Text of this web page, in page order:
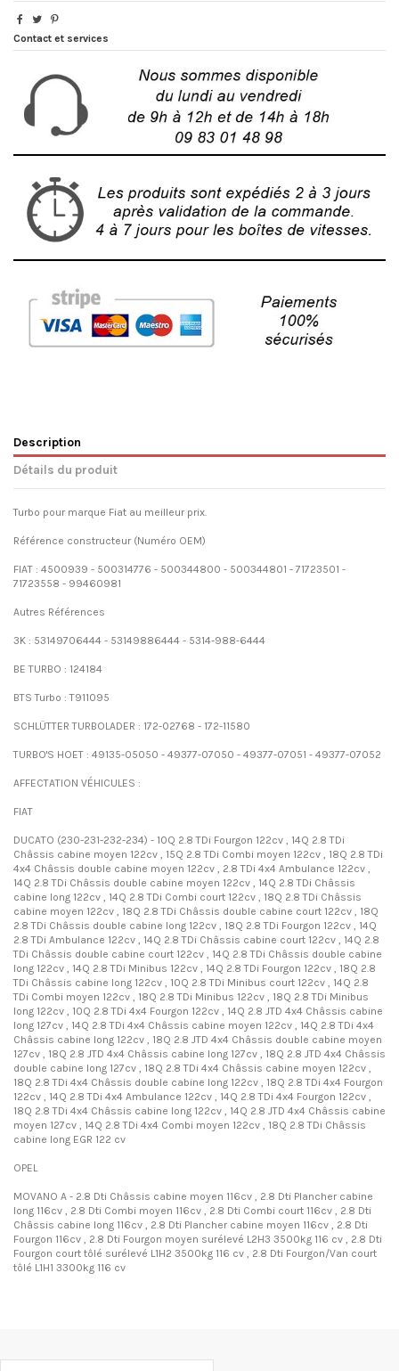
Contact et services
Description
Détails du produit
Turbo pour marque Fiat au meilleur prix.
Référence constructeur (Numéro OEM)
FIAT : 4500939 - 500314776 - 500344800 - 500344801 - 71723501 -
71723558 - 99460981
Autres Références
3K : 53149706444 - 53149886444 - 5314-988-6444
BE TURBO : 124184
BTS Turbo : T911095
SCHLÜTTER TURBOLADER : 172-02768 - 172-11580
TURBO'S HOET : 49135-05050 - 49377-07050 - 49377-07051 - 49377-07052
AFFECTATION VÉHICULES :
FIAT
DUCATO (230-231-232-234) - 10Q 2.8 TDi Fourgon 122cv , 14Q 2.8 TDi
Châssis cabine moyen 122cv , 15Q 2.8 TDi Combi moyen 122cv , 18Q 2.8 TDi
4x4 Châssis double cabine moyen 122cv , 2.8 TDi 4x4 Ambulance 122cv ,
14Q 2.8 TDi Châssis double cabine moyen 122cv , 14Q 2.8 TDi Châssis
cabine long 122cv , 14Q 2.8 TDi Combi court 122cv , 18Q 2.8 TDi Châssis
cabine moyen 122cv , 18Q 2.8 TDi Châssis double cabine court 122cv , 18Q
2.8 TDi Châssis double cabine long 122cv , 18Q 2.8 TDi Fourgon 122cv , 14Q
2.8 TDi Ambulance 122cv , 14Q 2.8 TDi Châssis cabine court 122cv , 14Q 2.8
TDi Châssis double cabine court 122cv , 14Q 2.8 TDi Châssis double cabine
long 122cv , 14Q 2.8 TDi Minibus 122cv , 14Q 2.8 TDi Fourgon 122cv , 18Q 2.8
TDi Châssis cabine long 122cv , 10Q 2.8 TDi Minibus court 122cv , 14Q 2.8
TDi Combi moyen 122cv , 18Q 2.8 TDi Minibus 122cv , 18Q 2.8 TDi Minibus
long 122cv , 10Q 2.8 TDi 4x4 Fourgon 122cv , 14Q 2.8 JTD 4x4 Châssis cabine
long 127cv , 14Q 2.8 TDi 4x4 Châssis cabine moyen 122cv , 14Q 2.8 TDi 4x4
Châssis cabine long 122cv , 18Q 2.8 JTD 4x4 Châssis double cabine moyen
127cv , 18Q 2.8 JTD 4x4 Châssis cabine long 127cv , 18Q 2.8 JTD 4x4 Châssis
double cabine long 127cv , 18Q 2.8 TDi 4x4 Châssis cabine moyen 122cv ,
18Q 2.8 TDi 4x4 Châssis double cabine long 122cv , 18Q 2.8 TDi 4x4 Fourgon
122cv , 14Q 2.8 TDi 4x4 Ambulance 122cv , 14Q 2.8 TDi 4x4 Fourgon 122cv ,
18Q 2.8 TDi 4x4 Châssis cabine long 122cv , 14Q 2.8 JTD 4x4 Châssis cabine
moyen 127cv , 14Q 2.8 TDi 4x4 Combi moyen 122cv , 18Q 2.8 TDi Châssis
cabine long EGR 122 cv
OPEL
MOVANO A - 2.8 Dti Châssis cabine moyen 116cv , 2.8 Dti Plancher cabine
long 116cv , 2.8 Dti Combi moyen 116cv , 2.8 Dti Combi court 116cv , 2.8 Dti
Châssis cabine long 116cv , 2.8 Dti Plancher cabine moyen 116cv , 2.8 Dti
Fourgon 116cv , 2.8 Dti Fourgon moyen surélevé L2H3 3500kg 116 cv , 2.8 Dti
Fourgon court tôlé surélevé L1H2 3500kg 116 cv , 2.8 Dti Fourgon/Van court
tôlé L1H1 3300kg 116 cv